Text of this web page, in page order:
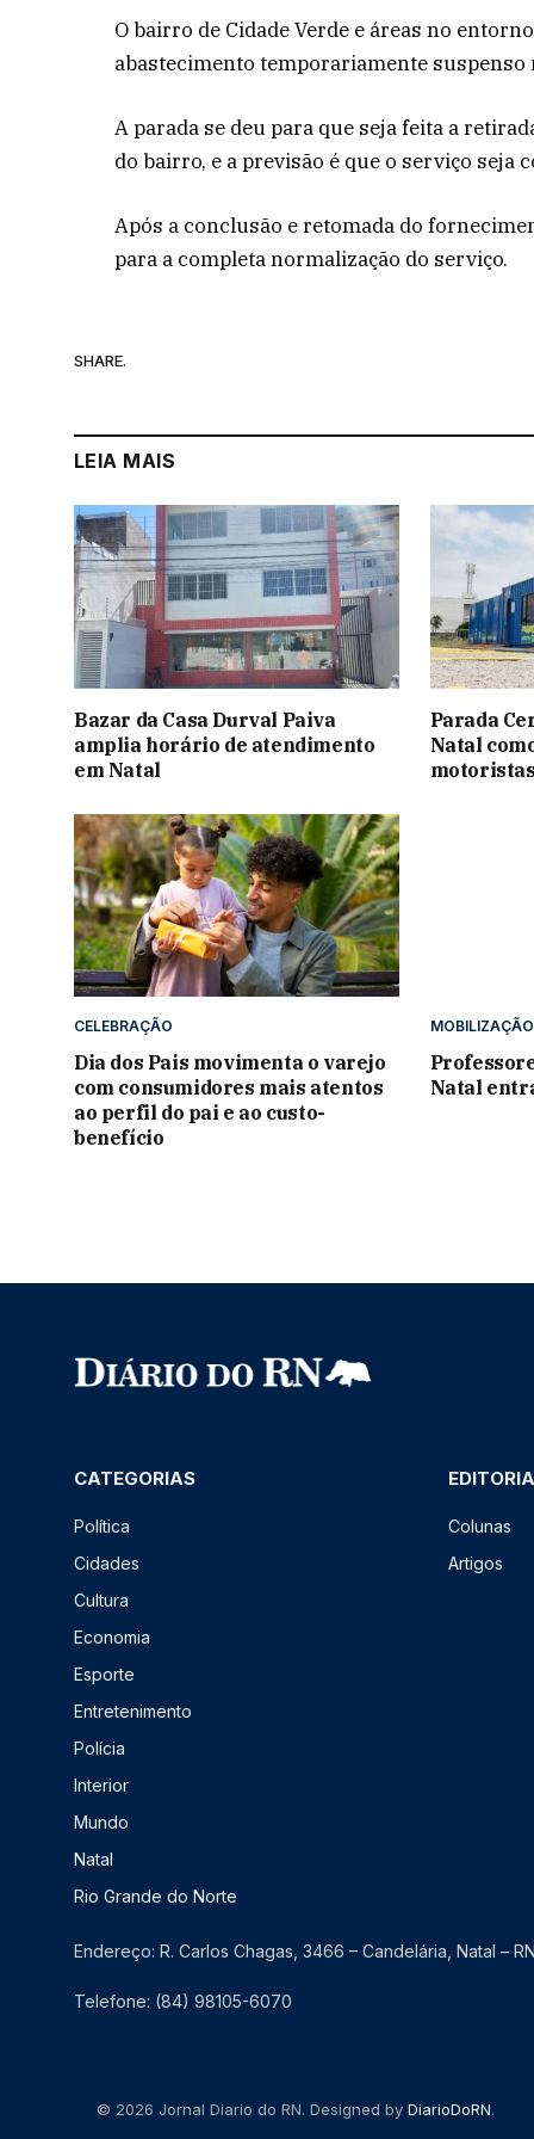
O bairro de Cidade Verde e áreas no
abastecimento temporariamente suspenso
A parada se deu para que seja feita a
do bairro, e a previsão é que o serviço seja
Após a conclusão e retomada do
para a completa normalização do serviço.
SHARE.
LEIA MAIS
Bazar da Casa Durval Paiva
amplia horário de atendimento
em Natal
Parada
Natal
CELEBRAÇÃO
Dia dos Pais movimenta o varejo
com consumidores mais atentos
ao perfil do pai e ao custo-
benefício
MOBILIZAÇÃO
Natal
CATEGORIAS
Política
Cidades
Cultura
Economia
Esporte
Entretenimento
Polícia
Interior
Mundo
Natal
Rio Grande do Norte
Colunas
Artigos
Endereço: R. Carlos Chagas, 3466 – Candelária, Natal –
Telefone: (84) 98105-6070
© 2026 Jornal Diario do RN. Designed byDiarioDoRN.